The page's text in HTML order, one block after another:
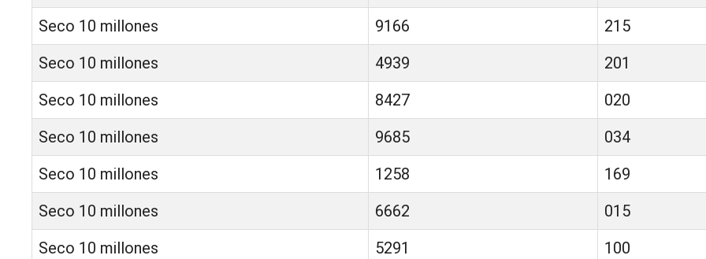
Seco 10 millones
9166
215
Seco 10 millones
4939
201
Seco 10 millones
8427
020
Seco 10 millones
9685
034
Seco 10 millones
1258
169
Seco 10 millones
6662
015
Seco 10 millones
5291
100